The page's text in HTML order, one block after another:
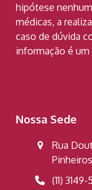
hipótese
médicas, a
caso de dúvida
informação é
Nossa Sede
Rua
(11) 3149-